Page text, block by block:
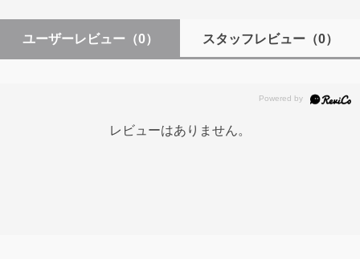
ユーザーレビュー （0） スタッフレビュー（0）
レビューはありません。